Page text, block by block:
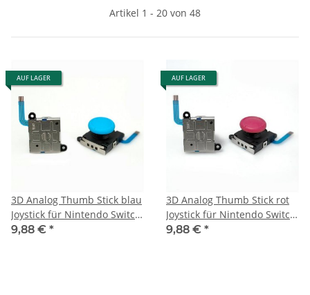
Artikel 1 - 20 von 48
AUF LAGER
3D Analog Thumb Stick blau
Joystick für Nintendo Switch
Lite Joy-Con Controller
9,88 € *
AUF LAGER
3D Analog Thumb Stick rot
Joystick für Nintendo Switch
Lite Joy-Con Controller
9,88 € *